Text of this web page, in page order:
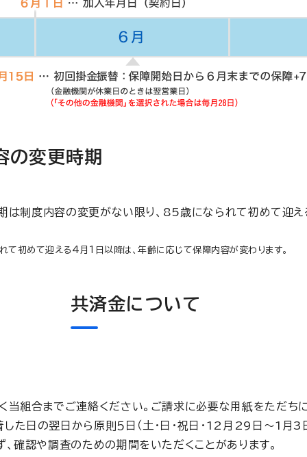
の変更時期
は制度内容の変更がない限り、85歳になられて初めて迎
初めて迎える4月1日以降は、年齢に応じて保障内容が変わります。
共済金について
当組合までご連絡ください。ご請求に必要な用紙をただち
た日の翌日から原則５日（土・日・祝日・12月29日～1月3
確認や調査のための期間をいただくことがあります。